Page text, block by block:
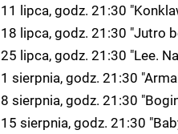
11 lipca, godz. 21:30
18 lipca, godz. 21:30 "Jutro
25 lipca, godz. 21:30 "Lee.
1 sierpnia, godz. 21:30
8 sierpnia, godz. 21:30
15 sierpnia, godz. 21:30